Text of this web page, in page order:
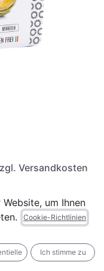
Versandkosten
wenn wieder
um Ihnen
Cookie-Richtlinien
Ich stimme zu